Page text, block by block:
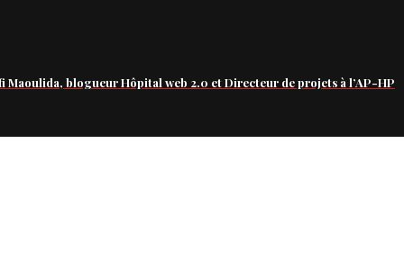
blogueur Hôpital web 2.0 et Directeur de projets à l’AP-HP